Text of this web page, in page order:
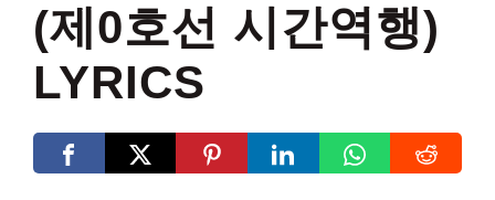
(제0호선 시간역행)
LYRICS